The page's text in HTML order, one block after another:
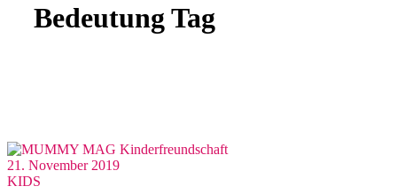
Bedeutung Tag
21. November 2019
KIDS